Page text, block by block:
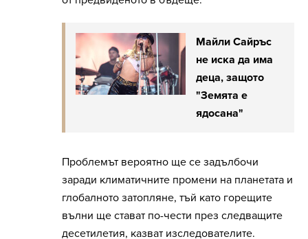
Майли Сайръс
не иска да има
деца, защото
"Земята е
ядосана"
Проблемът вероятно ще се задълбочи
заради климатичните промени на планетата и
глобалното затопляне, тъй като горещите
вълни ще стават по-чести през следващите
десетилетия, казват изследователите.